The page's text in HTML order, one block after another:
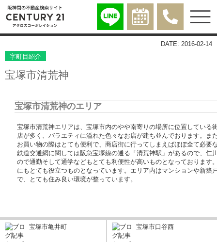
DATE: 2016-02-14
字町目紹介
宝塚市清荒神
宝塚市清荒神のエリア
宝塚市清荒神エリアは、宝塚市内のやや南寄りの場所に位置している
店が多く、バラエティに溢れた色々なお店が建ち並んでおります。ま
お買い物の際はとても便利で、商店街に行ってしまえばほぼ全て必要
鉄道交通網に関しては阪急宝塚線の通る「清荒神駅」があるので、仁
ので通勤そして通学などもとても利便性が高いものとなっております
にもとても役立つものとなっています。エリア内はマンションや新築
で、とても住み良い環境が整っています。
宝塚市亀井町 宝塚市口谷西